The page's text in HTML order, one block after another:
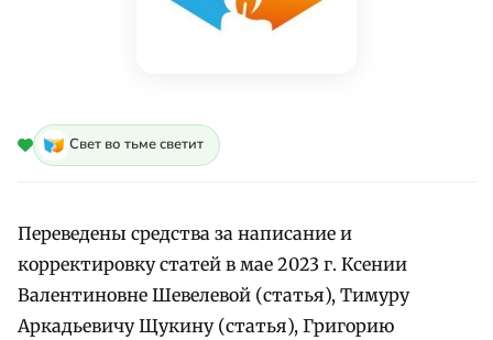
Свет во тьме светит
Переведены средства за написание и
корректировку статей в мае 2023 г. Ксении
Валентиновне Шевелевой (статья), Тимуру
Аркадьевичу Щукину (статья), Григорию